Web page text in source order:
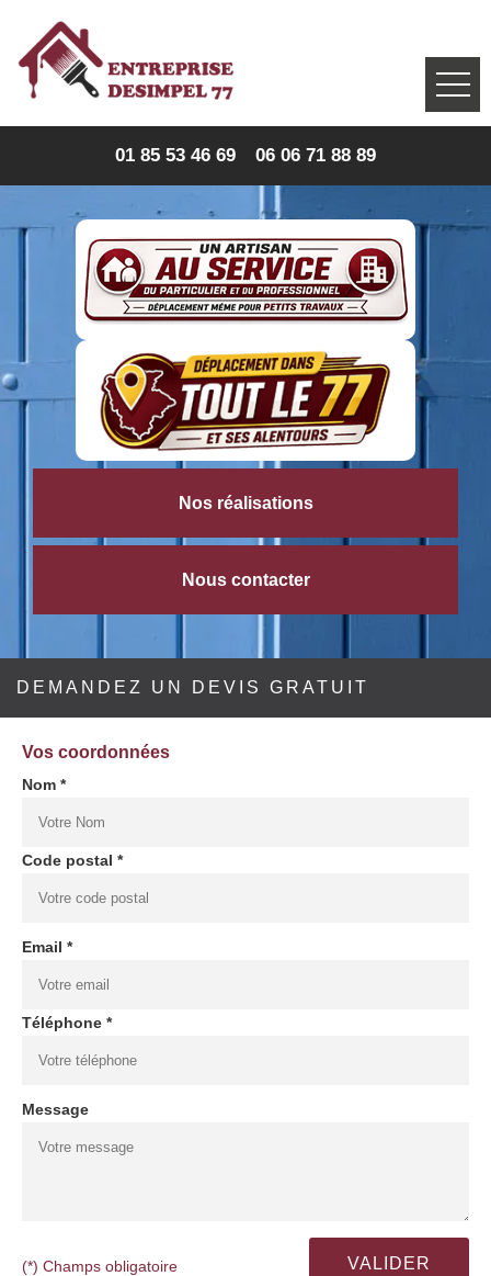
01 85 53 46 69 06 06 71 88 89
Nos réalisations
Nous contacter
DEMANDEZ UN DEVIS GRATUIT
Vos coordonnées
Nom *
Code postal *
Email *
Téléphone *
Message
(*) Champs obligatoire